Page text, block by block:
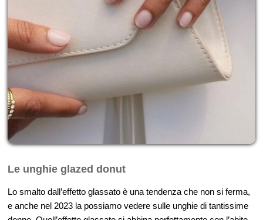
Le unghie glazed donut
Lo smalto dall’effetto glassato è una tendenza che non si ferma,
e anche nel 2023 la possiamo vedere sulle unghie di tantissime